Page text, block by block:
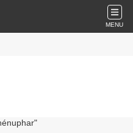
MENU